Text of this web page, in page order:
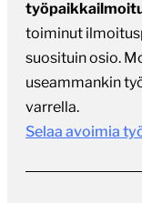
toiminut
suosituin osio.
useammankin
varrella.
Selaa avoimia